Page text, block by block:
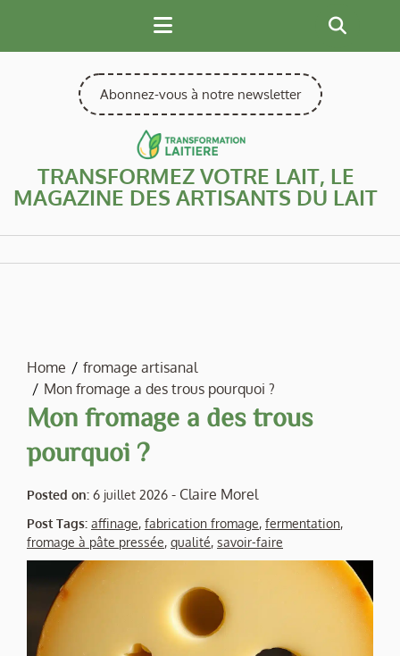
content
Abonnez-vous à notre newsletter
TRANSFORMEZ VOTRE LAIT, LE
MAGAZINE DES ARTISANTS DU LAIT
Home
fromage artisanal
Mon fromage a des trous pourquoi ?
Mon fromage a des trous
pourquoi ?
Posted on: 6 juillet 2026 - Claire Morel
Post Tags: affinage, fabrication fromage, fermentation,
fromage à pâte pressée, qualité, savoir-faire